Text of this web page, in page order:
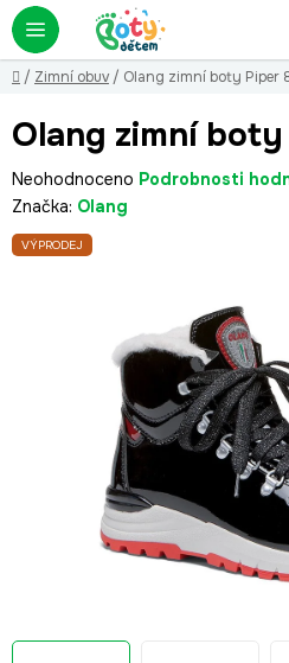
Přejít
na
obsah
Domů
/ Zimní obuv / Olang zimní boty Piper
Olang zimní
Průměrné
hodnocení
produktu
je
Neohodnoceno Podrobnosti
Značka: Olang
VÝPRODEJ